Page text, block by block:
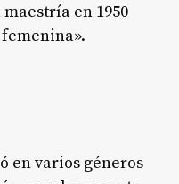
en 1950
.
en varios géneros